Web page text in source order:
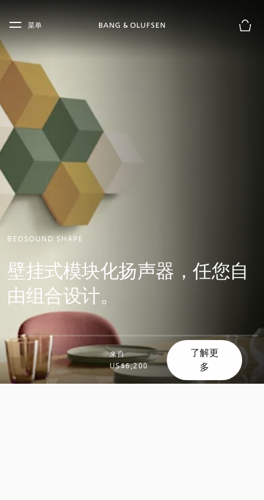
Skip to main footer
菜单
BEOSOUND SHAPE
壁挂式模块化扬声器，任您自
由组合设计。
来自
US$6,200
了解更
多